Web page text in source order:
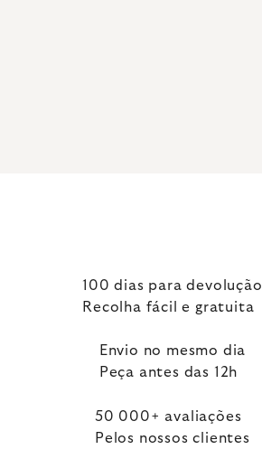
100 dias para devolução
Recolha fácil e gratuita
Envio no mesmo dia
Peça antes das 12h
50 000+ avaliações
Pelos nossos clientes